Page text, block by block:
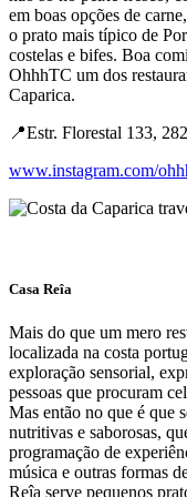
em boas opções de
o prato mais típico de
costelas e bifes. Boa
OhhhTC um dos
Caparica.
📍Estr. Florestal 133,
www.instagram.com/
Casa Reîa
Mais do que um mero
localizada na costa
exploração sensorial,
pessoas que procuram
Mas então no que é que
nutritivas e saborosas,
programação de
música e outras formas
Reîa serve pequenos